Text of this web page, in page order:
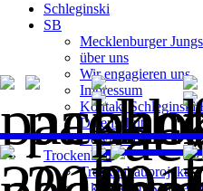
Schleginski
SB
Mecklenburger Jungs
über uns
Wir engagieren uns
Impressum
Kontakt Schleginski
Datenschutz
Download
Trockenbau
Trockenbauprojekte